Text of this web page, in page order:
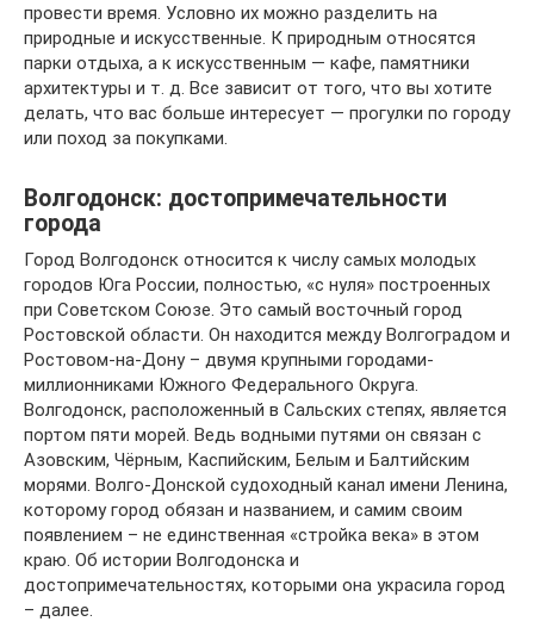
провести время. Условно их можно разделить на
природные и искусственные. К природным относятся
парки отдыха, а к искусственным — кафе, памятники
архитектуры и т. д. Все зависит от того, что вы хотите
делать, что вас больше интересует — прогулки по городу
или поход за покупками.
Волгодонск: достопримечательности
города
Город Волгодонск относится к числу самых молодых
городов Юга России, полностью, «с нуля» построенных
при Советском Союзе. Это самый восточный город
Ростовской области. Он находится между Волгоградом и
Ростовом-на-Дону – двумя крупными городами-
миллионниками Южного Федерального Округа.
Волгодонск, расположенный в Сальских степях, является
портом пяти морей. Ведь водными путями он связан с
Азовским, Чёрным, Каспийским, Белым и Балтийским
морями. Волго-Донской судоходный канал имени Ленина,
которому город обязан и названием, и самим своим
появлением – не единственная «стройка века» в этом
краю. Об истории Волгодонска и
достопримечательностях, которыми она украсила город
– далее.